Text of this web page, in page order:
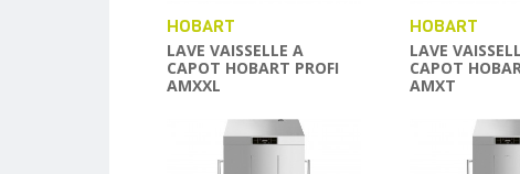
HOBART
LAVE VAISSELLE A
CAPOT HOBART PROFI
AMXXL
HOBART
LAVE
CAPOT
AMXT